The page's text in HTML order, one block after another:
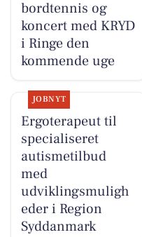
bordtennis og
koncert med KRYD
i Ringe den
kommende uge
JOBNYT
Ergoterapeut til
specialiseret
autismetilbud
med
udviklingsmuligh
eder i Region
Syddanmark